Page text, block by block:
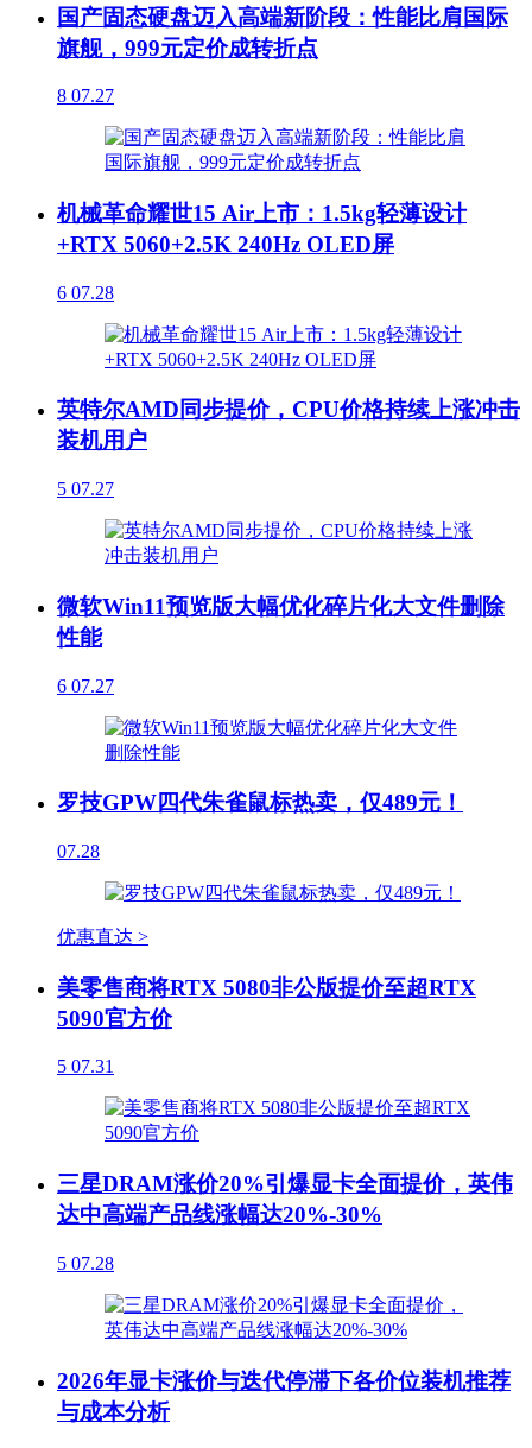
国产固态硬盘迈入高端新阶段：性能比肩国际
旗舰，999元定价成转折点
8 07.27
机械革命耀世15 Air上市：1.5kg轻薄设计
+RTX 5060+2.5K 240Hz OLED屏
6 07.28
英特尔AMD同步提价，CPU价格持续上涨冲击
装机用户
5 07.27
微软Win11预览版大幅优化碎片化大文件删除
性能
6 07.27
罗技GPW四代朱雀鼠标热卖，仅489元！
07.28
优惠直达 >
美零售商将RTX 5080非公版提价至超RTX
5090官方价
5 07.31
三星DRAM涨价20%引爆显卡全面提价，英伟
达中高端产品线涨幅达20%-30%
5 07.28
2026年显卡涨价与迭代停滞下各价位装机推荐
与成本分析